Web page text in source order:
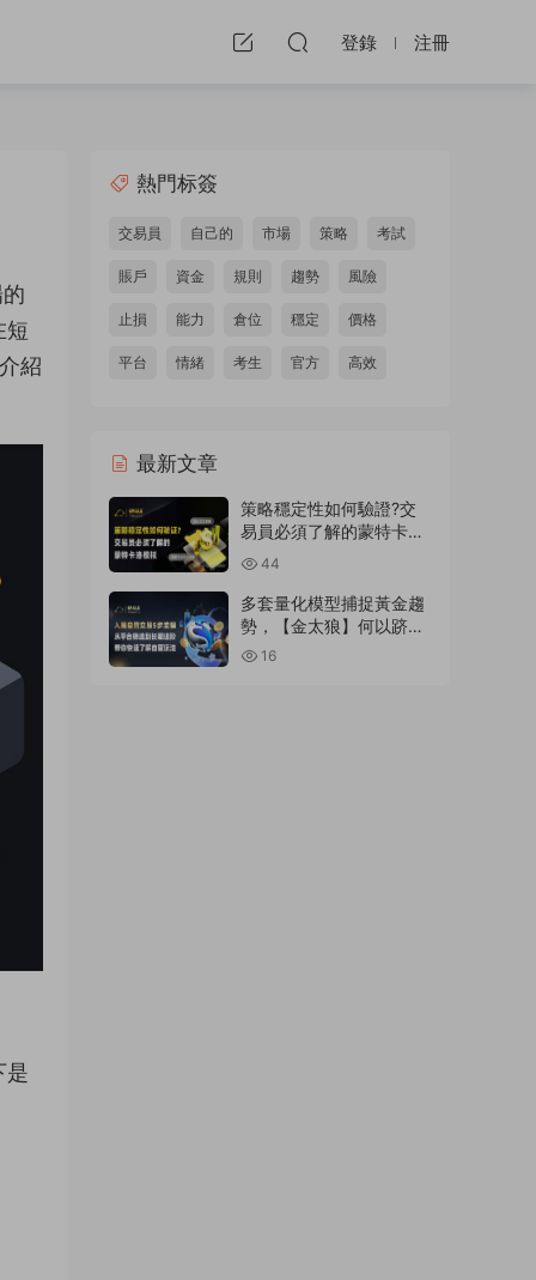
登錄 注冊
短
紹
是
熱門标簽
交易員 自己的 市場 策略 考試
賬戶 資金 規則 趨勢 風險
止損 能力 倉位 穩定 價格
平台 情緒 考生 官方 高效
最新文章
策略穩定性如何驗證?交
易員必須了解的蒙特卡洛
模拟44
多套量化模型捕捉黃金趨
勢，【金太狼】何以跻身
明星信号源榜單?
16